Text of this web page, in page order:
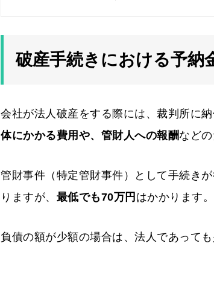
破産手続きにおける予納
会社が法人破産をする際には、裁判所に
体にかかる費用や、管財人への報酬など
管財事件（特定管財事件）として手続き
りますが、 最低でも70万円 はかかります。
負債の額が少額の場合は、法人であって